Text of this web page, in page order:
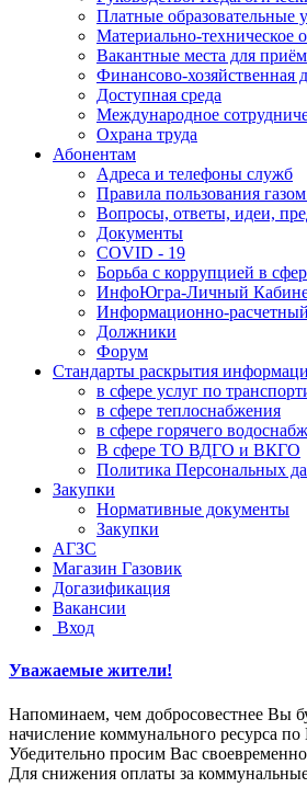
Платные образовательные
Материально-техническое
Вакантные места для
Финансово-хозяйственная
Доступная среда
Международное
Охрана труда
Абонентам
Адреса и телефоны служб
Правила пользования
Вопросы, ответы, идеи,
Документы
COVID - 19
Борьба с коррупцией в
ИнфоЮгра-Личный
Информационно-
Должники
Форум
Стандарты раскрытия
в сфере услуг по
в сфере теплоснабжения
в сфере горячего
В сфере ТО ВДГО и ВКГО
Политика Персональных
Закупки
Нормативные документы
Закупки
АГЗС
Магазин Газовик
Догазификация
Вакансии
Вход
Уважаемые жители!
Напоминаем, чем добросовестнее Вы
начисление коммунального ресурса
Убедительно просим Вас
Для снижения оплаты за